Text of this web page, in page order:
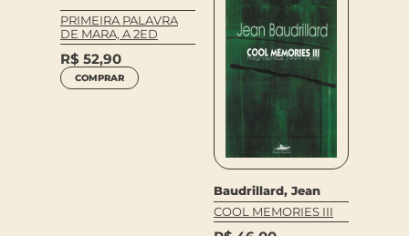
PRIMEIRA PALAVRA
DE MARA, A 2ED
R$ 52,90
COMPRAR
Baudrillard, Jean
COOL MEMORIES III